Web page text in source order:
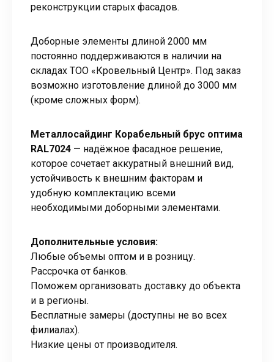
реконструкции старых фасадов.
Доборные элементы длиной 2000 мм
постоянно поддерживаются в наличии на
складах ТОО «Кровельный Центр». Под заказ
возможно изготовление длиной до 3000 мм
(кроме сложных форм).
Металлосайдинг Корабельный брус оптима
RAL7024 — надёжное фасадное решение,
которое сочетает аккуратный внешний вид,
устойчивость к внешним факторам и
удобную комплектацию всеми
необходимыми доборными элементами.
Дополнительные условия:
Любые объемы оптом и в розницу.
Рассрочка от банков.
Поможем организовать доставку до объекта
и в регионы.
Бесплатные замеры (доступны не во всех
филиалах).
Низкие цены от производителя.